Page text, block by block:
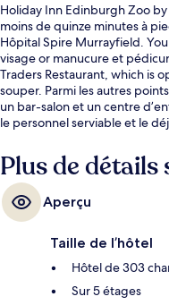
Holiday Inn Edinburgh Zoo
moins de quinze minutes à
Hôpital Spire Murrayfield.
visage or manucure et
Traders Restaurant, which is
souper. Parmi les autres
un bar-salon et un centre
le personnel serviable et le
Plus de
Aperçu
Taille de l’hôtel
Hôtel de 303
Sur 5 étages